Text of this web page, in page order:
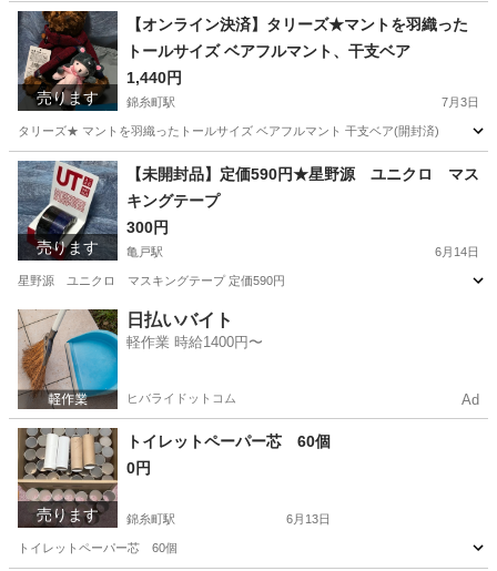
東京 墨田区 錦糸町駅 その他 まっぷる
売ります
【オンライン決済】タリーズ★マントを羽織った
トールサイズ ベアフルマント、干支ベア
1,440円
錦糸町駅 7月3日
タリーズ★ マントを羽織ったトールサイズ ベアフルマント 干支ベア(開封済)
東京 墨田区 錦糸町駅 その他 干支
売ります
【未開封品】定価590円★星野源 ユニクロ マス
キングテープ
300円
亀戸駅 6月14日
星野源 ユニクロ マスキングテープ 定価590円
東京 江東区 亀戸駅 その他
日払いバイト
軽作業 時給1400円〜
ヒバライドットコム Ad
売ります
トイレットペーパー芯 60個
0円
錦糸町駅 6月13日
トイレットペーパー芯 60個